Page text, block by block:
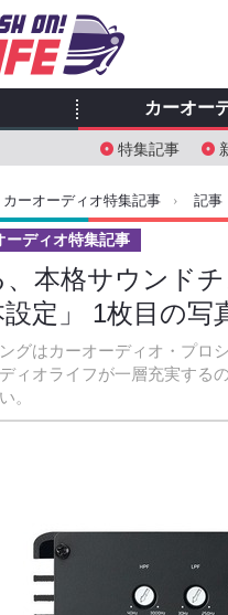
カーオー
特集記事
カーオーディオ特集記事 › 記事
本格サウンド
定」 1枚目の写
グはカーオーディオ・プロ
ィオライフが一層充実する
。
ーディオ特集記事